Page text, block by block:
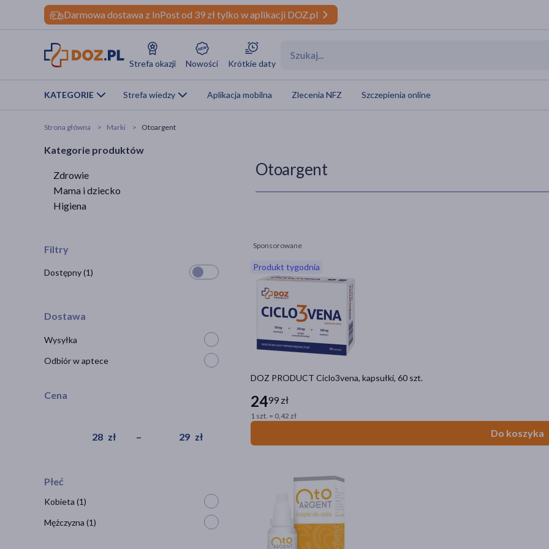
Darmowa dostawa z InPost od 39 zł tylko w aplikacji DOZ.pl
Strefa okazji Nowości Krótkie daty
KATEGORIE Strefa wiedzy Aplikacja mobilna Zlecenia NFZ Szczepienia online
Strona główna Marki Otoargent
Otoargent
Sponsorowane
Produkt tygodnia
DOZ PRODUCT Ciclo3vena, kapsułki, 60 szt.
2499 zł
1 szt. = 0,42 zł
Do koszyka
Kategorie produktów
Zdrowie
Mama i dziecko
Higiena
Filtry
Dostępny(1)
Dostawa
Wysyłka
Odbiór w aptece
Cena
zł – zł
Płeć
Kobieta (1)
Mężczyzna (1)